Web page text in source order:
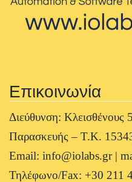
Επικοινωνία
Διεύθυνση: Κλεισθένους
Παρασκευής – Τ.Κ.
Email: info@iolabs.gr |
Τηλέφωνο/Fax: +30 211